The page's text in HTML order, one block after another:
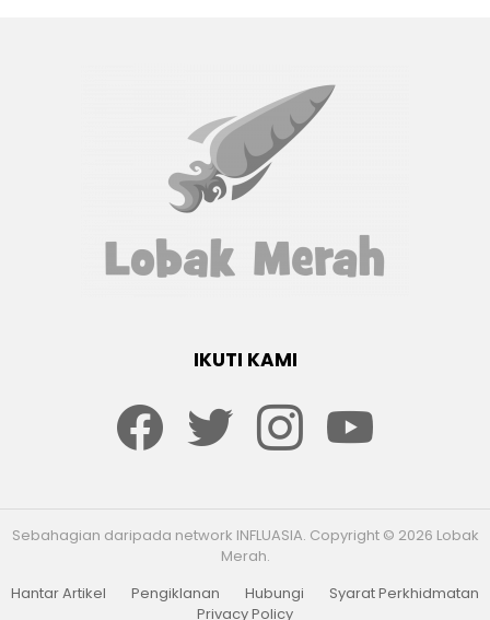
IKUTI KAMI
Sebahagian daripada network INFLUASIA. Copyright © 2026 Lobak
Merah.
Hantar Artikel
Pengiklanan Hubungi
Syarat Perkhidmatan
Privacy Policy